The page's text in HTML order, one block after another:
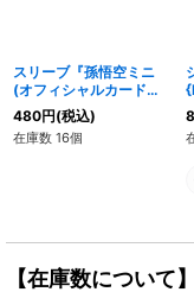
スリーブ『孫悟空ミニ
(オフィシャルカードス
リーブ)』64枚【サプラ
イ】{-}
480円(税込)
在庫数 16個
【在庫数について】